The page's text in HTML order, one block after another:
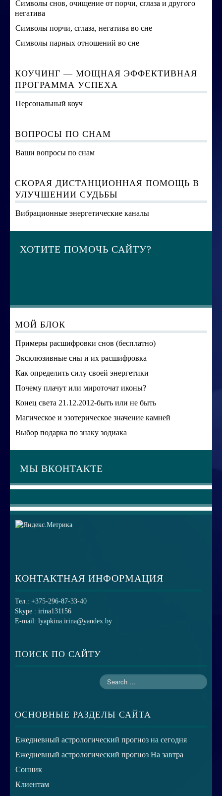
Символы снов, очищение от порчи, сглаза и другого
негатива
Символы порчи, сглаза, негатива во сне
Символы парных отношений во сне
КОУЧИНГ — МОЩНАЯ ЭФФЕКТИВНАЯ
ПРОГРАММА УСПЕХА
Персональный коуч
ВОПРОСЫ ПО СНАМ
Ваши вопросы по снам
СКОРАЯ ДИСТАНЦИОННАЯ ПОМОЩЬ В
УЛУЧШЕНИИ СУДЬБЫ
Вибрационные энергетические каналы
ХОТИТЕ ПОМОЧЬ САЙТУ?
МОЙ БЛОК
Примеры расшифровки снов (бесплатно)
Эксклюзивные сны и их расшифровка
Как определить силу своей энергетики
Почему плачут или мироточат иконы?
Конец света 21.12.2012-быть или не быть
Магическое и эзотерическое значение камней
Выбор подарка по знаку зодиака
МЫ ВКОНТАКТЕ
КОНТАКТНАЯ ИНФОРМАЦИЯ
Тел.: +375-296-87-33-40
Skype : irina131156
E-mail: lyapkina.irina@yandex.by
ПОИСК ПО САЙТУ
ОСНОВНЫЕ РАЗДЕЛЫ САЙТА
Ежедневный астрологический прогноз на сегодня
Ежедневный астрологический прогноз На завтра
Сонник
Клиентам